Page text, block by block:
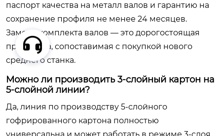
паспорт качества на металл валов и гарантию на
сохранение профиля не менее 24 месяцев.
Замена комплекта валов — это дорогостоящая
процедура, сопоставимая с покупкой нового
среднего станка.
Можно ли производить 3-слойный картон на
5-слойной линии?
Да, линия по производству 5-слойного
гофрированного картона полностью